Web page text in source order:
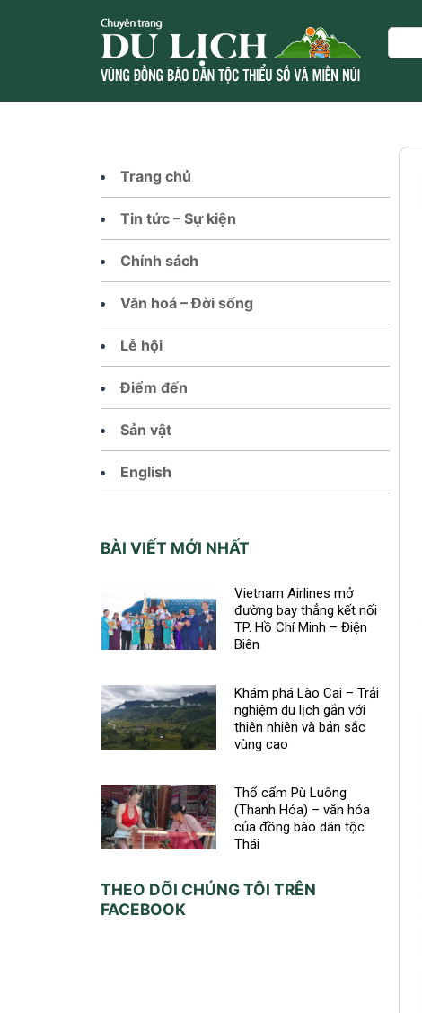
Search
Trang chủ
Tin tức – Sự kiện
Chính sách
Văn hoá – Đời sống
Lễ hội
Điểm đến
Sản vật
English
BÀI VIẾT MỚI NHẤT
Vietnam Airlines mở
đường bay thẳng kết nối
TP. Hồ Chí Minh – Điện
Biên
Khám phá Lào Cai – Trải
nghiệm du lịch gắn với
thiên nhiên và bản sắc
vùng cao
Thổ cẩm Pù Luông
(Thanh Hóa) – văn hóa
của đồng bào dân tộc
Thái
THEO DÕI CHÚNG TÔI TRÊN
FACEBOOK